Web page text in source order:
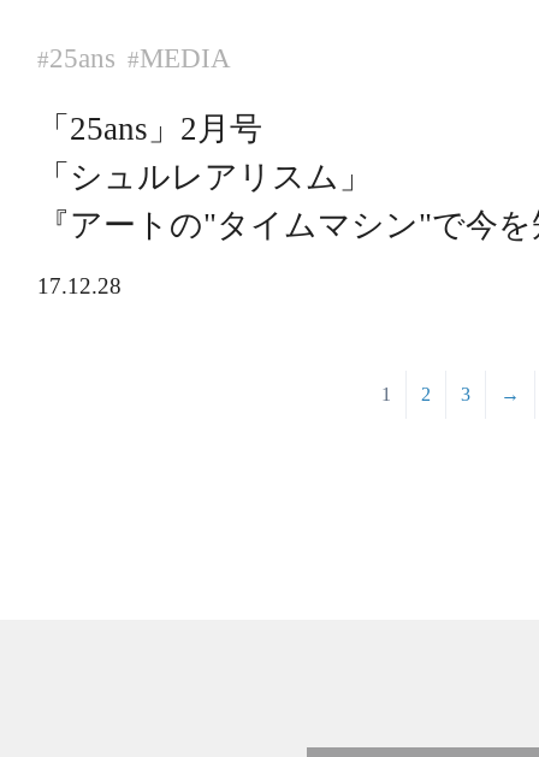
#25ans #MEDIA
「25ans」2月号
「シュルレアリスム」
『アートの"タイムマシン"で今
17.12.28
1 2 3 →